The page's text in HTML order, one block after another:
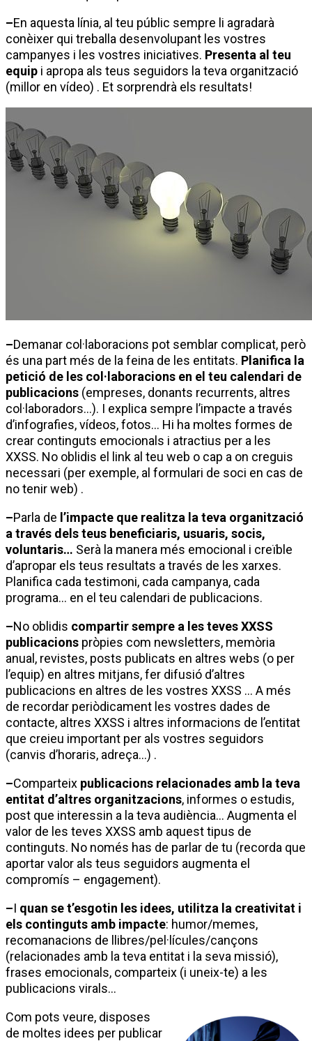
–En aquesta línia, al teu públic sempre li agradarà
conèixer qui treballa desenvolupant les vostres
campanyes i les vostres iniciatives. Presenta al teu
equip i apropa als teus seguidors la teva organització
(millor en vídeo) . Et sorprendrà els resultats!
–Demanar col·laboracions pot semblar complicat, però
és una part més de la feina de les entitats. Planifica la
petició de les col·laboracions en el teu calendari de
publicacions (empreses, donants recurrents, altres
col·laboradors…). I explica sempre l’impacte a través
d’infografies, vídeos, fotos… Hi ha moltes formes de
crear continguts emocionals i atractius per a les
XXSS. No oblidis el link al teu web o cap a on creguis
necessari (per exemple, al formulari de soci en cas de
no tenir web) .
–Parla de l’impacte que realitza la teva organització
a través dels teus beneficiaris, usuaris, socis,
voluntaris… Serà la manera més emocional i creïble
d’apropar els teus resultats a través de les xarxes.
Planifica cada testimoni, cada campanya, cada
programa… en el teu calendari de publicacions.
–No oblidis compartir sempre a les teves XXSS
publicacions pròpies com newsletters, memòria
anual, revistes, posts publicats en altres webs (o per
l’equip) en altres mitjans, fer difusió d’altres
publicacions en altres de les vostres XXSS … A més
de recordar periòdicament les vostres dades de
contacte, altres XXSS i altres informacions de l’entitat
que creieu important per als vostres seguidors
(canvis d’horaris, adreça…) .
–Comparteix publicacions relacionades amb la teva
entitat d’altres organitzacions, informes o estudis,
post que interessin a la teva audiència… Augmenta el
valor de les teves XXSS amb aquest tipus de
continguts. No només has de parlar de tu (recorda que
aportar valor als teus seguidors augmenta el
compromís – engagement).
–I quan se t’esgotin les idees, utilitza la creativitat i
els continguts amb impacte: humor/memes,
recomanacions de llibres/pel·lícules/cançons
(relacionades amb la teva entitat i la seva missió),
frases emocionals, comparteix (i uneix-te) a les
publicacions virals…
Com pots veure, disposes
de moltes idees per publicar